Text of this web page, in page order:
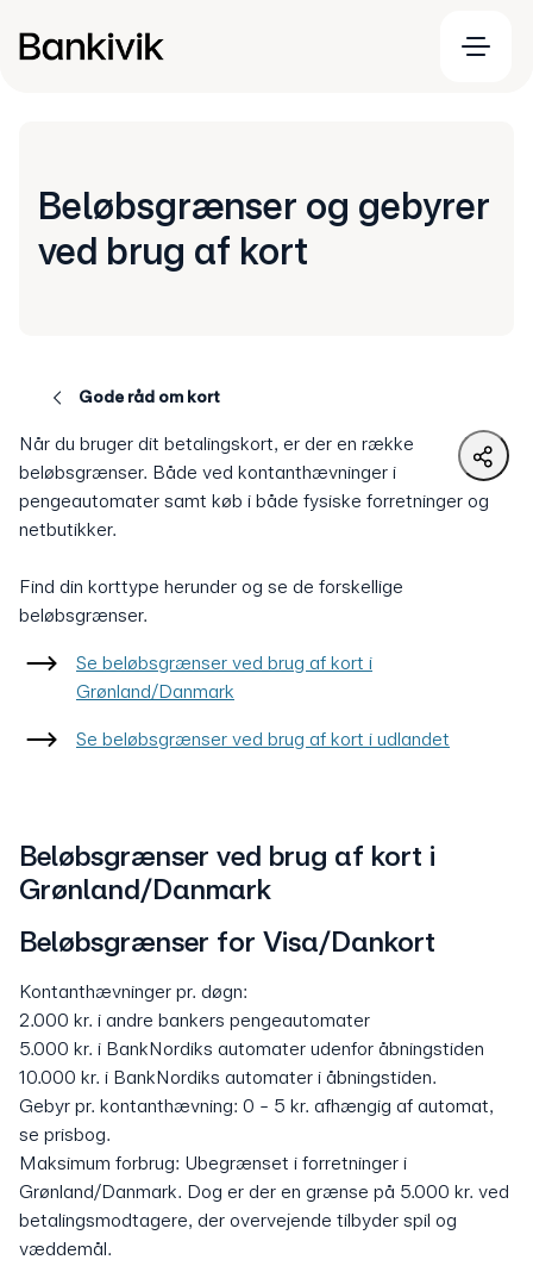
Beløbsgrænser og gebyrer
ved brug af kort
Gode råd om kort
Når du bruger dit betalingskort, er der en række
beløbsgrænser. Både ved kontanthævninger i
pengeautomater samt køb i både fysiske forretninger og
netbutikker.
Find din korttype herunder og se de forskellige
beløbsgrænser.
Se beløbsgrænser ved brug af kort i
Grønland/Danmark
Se beløbsgrænser ved brug af kort i udlandet
Beløbsgrænser ved brug af kort i
Grønland/Danmark
Beløbsgrænser for Visa/Dankort
Kontanthævninger pr. døgn:
2.000 kr. i andre bankers pengeautomater
5.000 kr. i BankNordiks automater udenfor åbningstiden
10.000 kr. i BankNordiks automater i åbningstiden.
Gebyr pr. kontanthævning: 0 - 5 kr. afhængig af automat,
se prisbog.
Maksimum forbrug: Ubegrænset i forretninger i
Grønland/Danmark. Dog er der en grænse på 5.000 kr. ved
betalingsmodtagere, der overvejende tilbyder spil og
væddemål.